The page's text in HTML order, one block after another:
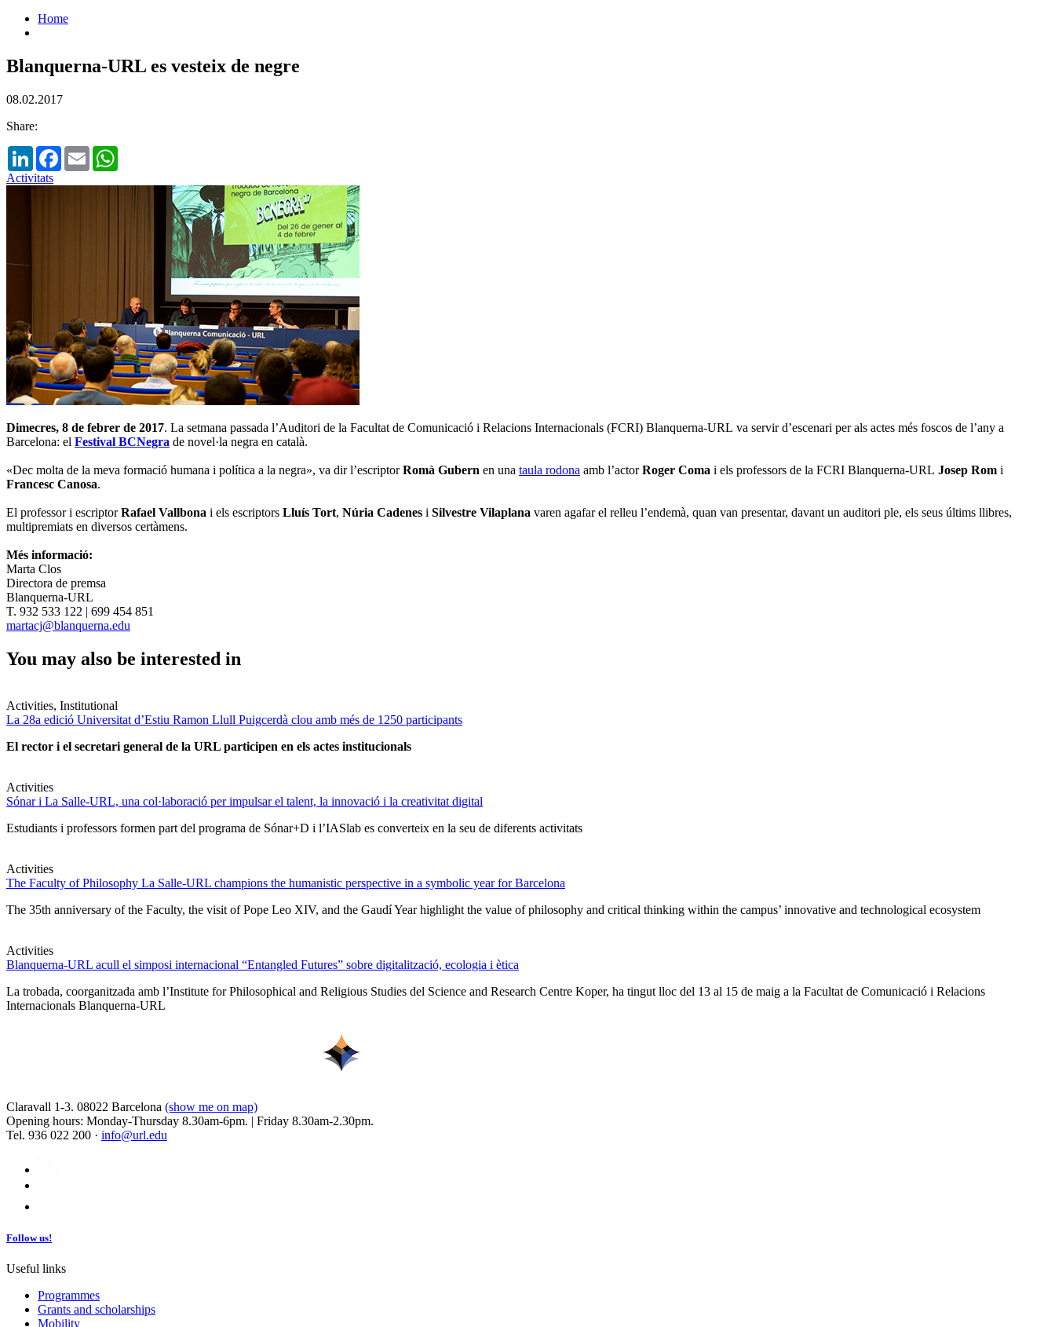
Home
Blanquerna-URL es vesteix de negre
08.02.2017
Share:
LinkedInFacebook
Email
Activitats
Dimecres, 8 de febrer de 2017. La setmana passada l’Auditori de la Facultat de Comunicació i Relacions Internacionals (FCRI) Blanquerna-URL va servir d’escenari per als actes més foscos de l’any a
Barcelona: el Festival BCNegra de novel·la negra en català.
«Dec molta de la meva formació humana i política a la negra», va dir l’escriptorRomà Gubern en una taula rodona amb l’actorRoger Coma i els professors de la FCRI Blanquerna-URL Josep Rom i
Francesc Canosa.
El professor i escriptorRafael Vallbona i els escriptors Lluís Tort, Núria Cadenes i Silvestre Vilaplana varen agafar el relleu l’endemà, quan van presentar, davant un auditori ple, els seus últims llibres,
multipremiats en diversos certàmens.
Més informació:
Marta Clos
Directora de premsa
Blanquerna-URL
T. 932 533 122 | 699 454 851
martacj@blanquerna.edu
You may also be interested in
Activities, Institutional
La 28a edició Universitat d’Estiu Ramon Llull Puigcerdà clou amb més de 1250 participants
El rector i el secretari general de la URL participen en els actes institucionals
Activities
Sónar i La Salle-URL, una col·laboració per impulsar el talent, la innovació i la creativitat digital
Estudiants i professors formen part del programa de Sónar+D i l’IASlab es converteix en la seu de diferents activitats
Activities
The Faculty of Philosophy La Salle-URL champions the humanistic perspective in a symbolic year for Barcelona
The 35th anniversary of the Faculty, the visit of Pope Leo XIV, and the Gaudí Year highlight the value of philosophy and critical thinking within the campus’ innovative and technological ecosystem
Activities
Blanquerna-URL acull el simposi internacional “Entangled Futures” sobre digitalització, ecologia i ètica
La trobada, coorganitzada amb l’Institute for Philosophical and Religious Studies del Science and Research Centre Koper, ha tingut lloc del 13 al 15 de maig a la Facultat de Comunicació i Relacions
Internacionals Blanquerna-URL
Claravall 1-3. 08022 Barcelona (show me on map)
Opening hours: Monday-Thursday 8.30am-6pm. | Friday 8.30am-2.30pm.
Tel. 936 022 200 · info@url.edu
Follow us!
Useful links
Programmes
Grants and scholarships
Mobility